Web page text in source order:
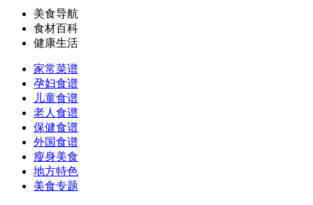
美食导航
食材百科
健康生活
家常菜谱
孕妇食谱
儿童食谱
老人食谱
保健食谱
外国食谱
瘦身美食
地方特色
美食专题